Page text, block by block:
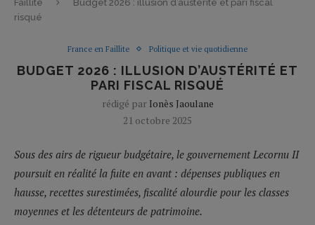
Faillite
Budget 2026 : illusion d’austérité et pari fiscal
risqué
France en Faillite Politique et vie quotidienne
BUDGET 2026 : ILLUSION D’AUSTÉRITÉ ET
PARI FISCAL RISQUÉ
rédigé par Ionès Jaoulane
21 octobre 2025
Sous des airs de rigueur budgétaire, le gouvernement Lecornu II
poursuit en réalité la fuite en avant : dépenses publiques en
hausse, recettes surestimées, fiscalité alourdie pour les classes
moyennes et les détenteurs de patrimoine.